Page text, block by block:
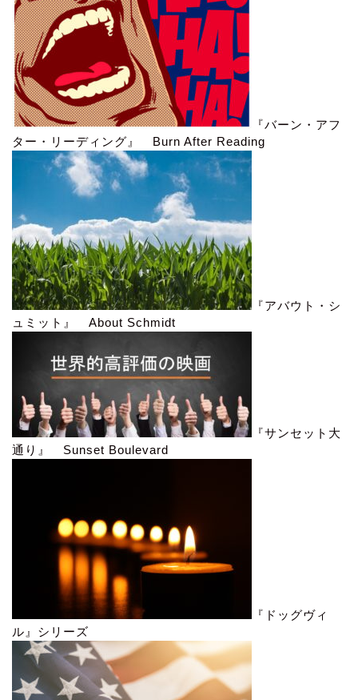
『バーン・アフ
ター・リーディング』 Burn After Reading
『アバウト・シ
ュミット』 About Schmidt
『サンセット大
通り』 Sunset Boulevard
『ドッグヴィ
ル』シリーズ